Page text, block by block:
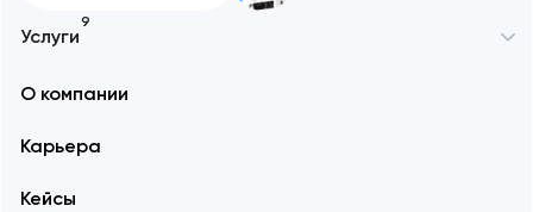
Услуги
9
О компании
Карьера
Кейсы